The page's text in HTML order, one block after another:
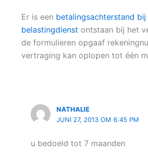
Er is een betalingsachterstand bij
belastingdienst ontstaan bij het
de formulieren opgaaf
vertraging kan oplopen tot één
NATHALIE
JUNI 27, 2013 OM 6:45 PM
u bedoeld tot 7 maanden